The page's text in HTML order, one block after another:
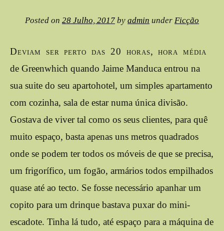
Posted on 28 Julho, 2017 by admin under Ficção
Deviam ser perto das 20 horas, hora média
de Greenwhich quando Jaime Manduca entrou na
sua suite do seu apartohotel, um simples apartamento
com cozinha, sala de estar numa única divisão.
Gostava de viver tal como os seus clientes, para quê
muito espaço, basta apenas uns metros quadrados
onde se podem ter todos os móveis de que se precisa,
um frigorífico, um fogão, armários todos empilhados
quase até ao tecto. Se fosse necessário apanhar um
copito para um drinque bastava puxar do mini-
escadote. Tinha lá tudo, até espaço para a máquina de